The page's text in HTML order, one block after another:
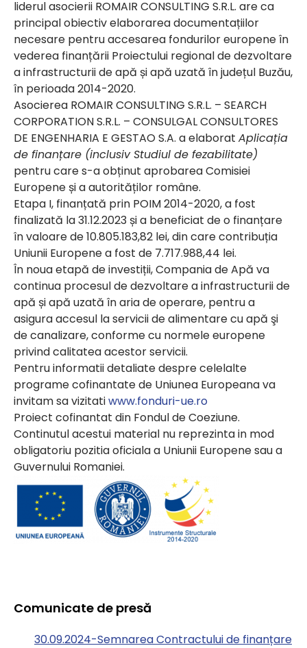
liderul asocierii ROMAIR CONSULTING S.R.L. are ca
principal obiectiv elaborarea documentațiilor
necesare pentru accesarea fondurilor europene în
vederea finanțării Proiectului regional de dezvoltare
a infrastructurii de apă și apă uzată în județul Buzău,
în perioada 2014-2020.
Asocierea ROMAIR CONSULTING S.R.L. – SEARCH
CORPORATION S.R.L. – CONSULGAL CONSULTORES
DE ENGENHARIA E GESTAO S.A. a elaborat Aplicația
de finanțare (inclusiv Studiul de fezabilitate)
pentru care s-a obținut aprobarea Comisiei
Europene și a autorităților române.
Etapa I, finanțată prin POIM 2014-2020, a fost
finalizată la 31.12.2023 și a beneficiat de o finanțare
în valoare de 10.805.183,82 lei, din care contribuția
Uniunii Europene a fost de 7.717.988,44 lei.
În noua etapă de investiții, Compania de Apă va
continua procesul de dezvoltare a infrastructurii de
apă și apă uzată în aria de operare, pentru a
asigura accesul la servicii de alimentare cu apă şi
de canalizare, conforme cu normele europene
privind calitatea acestor servicii.
Pentru informatii detaliate despre celelalte
programe cofinantate de Uniunea Europeana va
invitam sa vizitatiwww.fonduri-ue.ro
Proiect cofinantat din Fondul de Coeziune.
Continutul acestui material nu reprezinta in mod
obligatoriu pozitia oficiala a Uniunii Europene sau a
Guvernului Romaniei.
Comunicate de presă
30.09.2024-Semnarea Contractului de finanțare